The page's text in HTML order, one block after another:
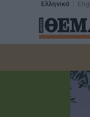
Ελληνικά